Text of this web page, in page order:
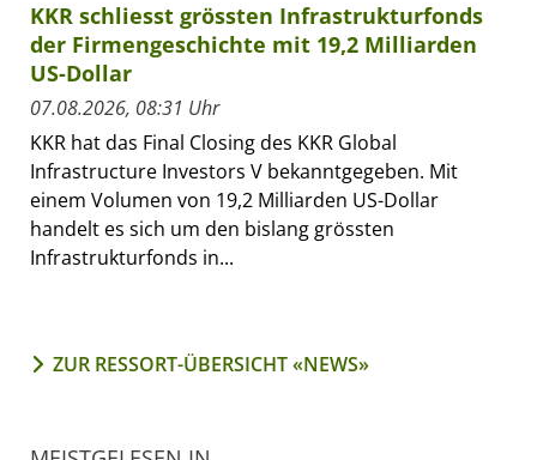
KKR schliesst grössten Infrastrukturfonds
der Firmengeschichte mit 19,2 Milliarden
US-Dollar
07.08.2026, 08:31 Uhr
KKR hat das Final Closing des KKR Global
Infrastructure Investors V bekanntgegeben. Mit
einem Volumen von 19,2 Milliarden US-Dollar
handelt es sich um den bislang grössten
Infrastrukturfonds in...
ZUR RESSORT-ÜBERSICHT «NEWS»